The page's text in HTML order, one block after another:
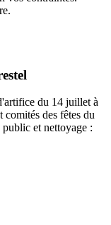
du 14 juillet à
comités des fêtes du
et nettoyage :